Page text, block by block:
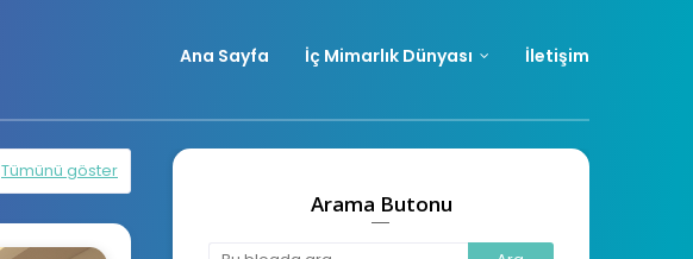
Ana Sayfa İç Mimarlık Dünyası İletişim
Tümünü göster
Arama Butonu